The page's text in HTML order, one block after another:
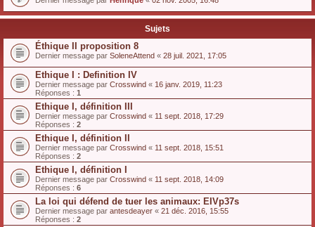
Sujets
Éthique II proposition 8
Dernier message par SoleneAttend « 28 juil. 2021, 17:05
Ethique I : Definition IV
Dernier message par Crosswind « 16 janv. 2019, 11:23
Réponses : 1
Ethique I, définition III
Dernier message par Crosswind « 11 sept. 2018, 17:29
Réponses : 2
Ethique I, définition II
Dernier message par Crosswind « 11 sept. 2018, 15:51
Réponses : 2
Ethique I, définition I
Dernier message par Crosswind « 11 sept. 2018, 14:09
Réponses : 6
La loi qui défend de tuer les animaux: EIVp37s
Dernier message par antesdeayer « 21 déc. 2016, 15:55
Réponses : 2